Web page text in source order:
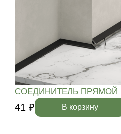
СОЕДИНИТЕЛЬ ПРЯМОЙ
41 ₽ В корзину